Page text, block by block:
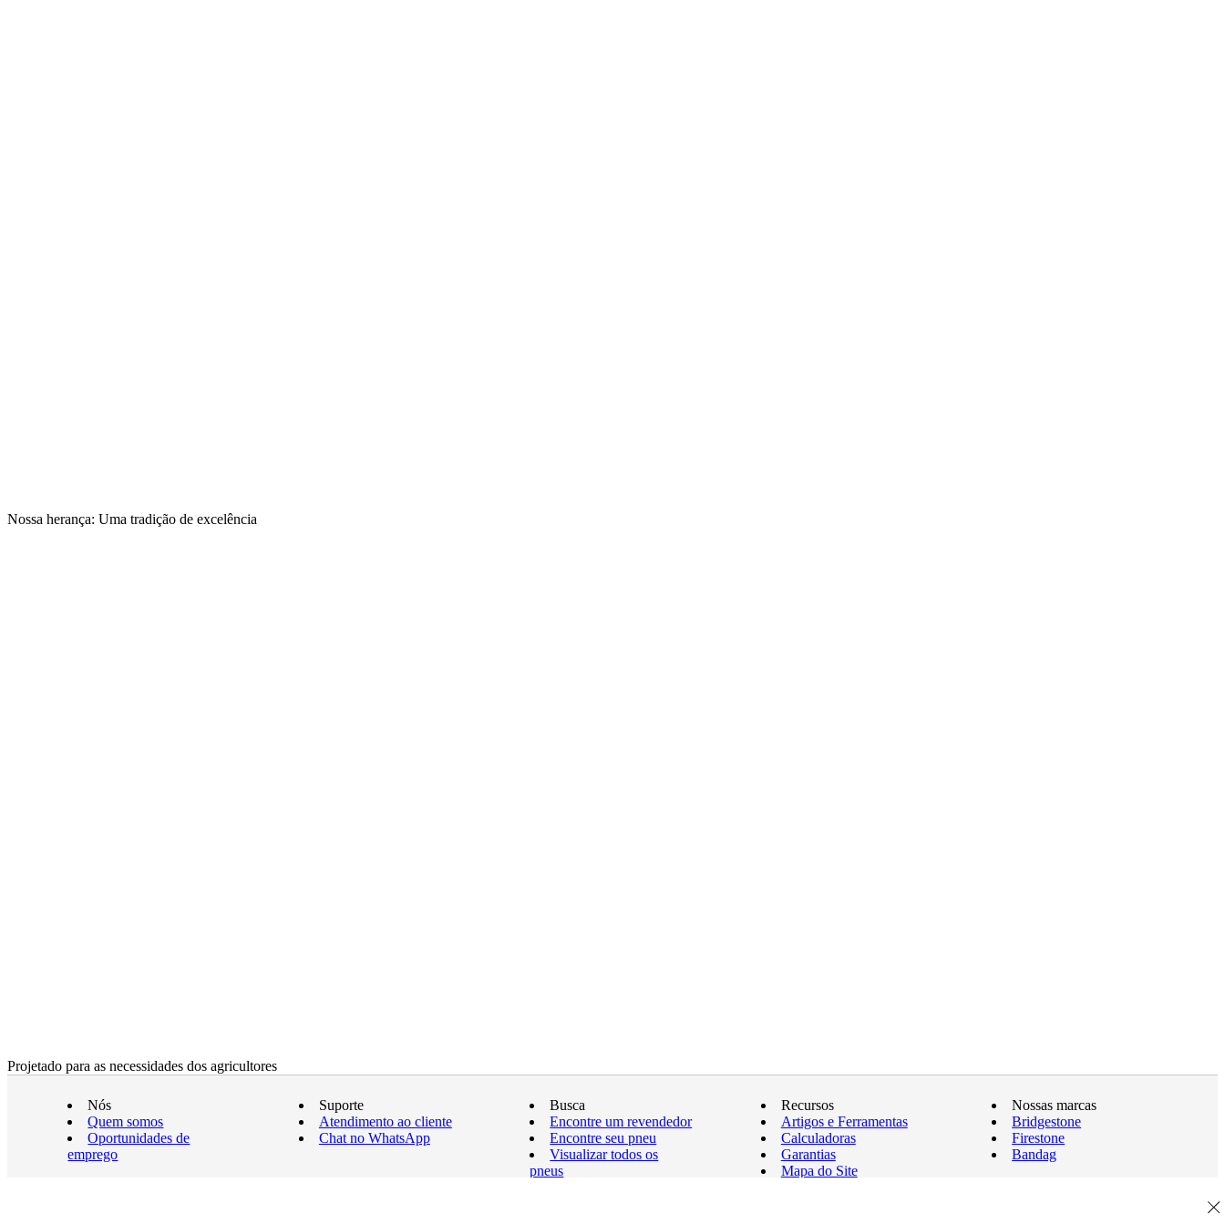
Nossa herança: Uma tradição de excelência
Projetado para as necessidades dos agricultores
Nós
Quem somos
Oportunidades de
emprego
Suporte
Atendimento ao cliente
Chat no WhatsApp
Busca
Encontre um revendedor
Encontre seu pneu
Visualizar todos os
pneus
Recursos
Artigos e Ferramentas
Calculadoras
Garantias
Mapa do Site
Nossas marcas
Bridgestone
Firestone
Bandag